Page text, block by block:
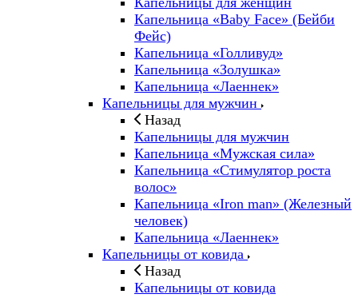
Капельница «Baby Face» (Бейби
Фейс)
Капельница «Голливуд»
Капельница «Золушка»
Капельница «Лаеннек»
Капельницы для мужчин
Назад
Капельницы для мужчин
Капельница «Мужская сила»
Капельница «Стимулятор роста
волос»
Капельница «Iron man» (Железный
человек)
Капельница «Лаеннек»
Капельницы от ковида
Назад
Капельницы от ковида